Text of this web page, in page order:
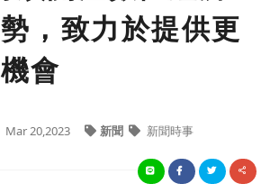
，致力於提供更
會
Mar 20,2023 新聞 新聞時事